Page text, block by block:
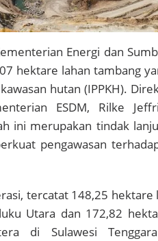
Energi dan
hektare lahan tambang
hutan (IPPKH).
ESDM, Rilke
ini merupakan tindak
pengawasan
tercatat 148,25 hektare
Utara dan 172,82
di Sulawesi